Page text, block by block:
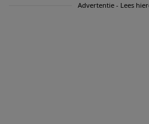
Advertentie - Lees